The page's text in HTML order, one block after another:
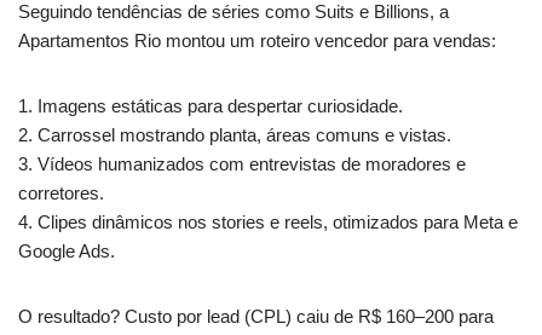
Seguindo tendências de séries como Suits e Billions, a
Apartamentos Rio montou um roteiro vencedor para vendas:
1. Imagens estáticas para despertar curiosidade.
2. Carrossel mostrando planta, áreas comuns e vistas.
3. Vídeos humanizados com entrevistas de moradores e
corretores.
4. Clipes dinâmicos nos stories e reels, otimizados para Meta e
Google Ads.
O resultado? Custo por lead (CPL) caiu de R$ 160–200 para